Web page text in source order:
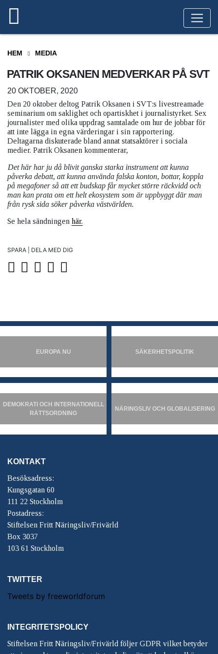
HEM MEDIA
PATRIK OKSANEN MEDVERKAR PÅ SVT
20 OKTOBER, 2020
Den 20 oktober deltog Patrik Oksanen i SVT:s livestreamade
seminarium om saklighet och opartiskhet i journalistyrket. Sex
journalister med olika uppdrag samtalade om hur de jobbar för
att inte lägga in egna värderingar i sin rapportering.
Deltagarna diskuterade bland annat statsaktörer i sociala
medier. Patrik Oksanen kommenterar,
Det här har ju då blivit ganska starka instrument att kunna
påverka debatt, att kunna använda falska konton, bottar, koppla
på megafoner så att ett budskap får mycket större räckvidd och
man kan prata om ett helt ekosystem som är uppbyggt där man
från rysk sida söker påverka västvärlden.
Se hela sändningen här.
SPARA | DELA MED DIG
EUROPA NU SÄKERHETSPOLITIK
DEMOKRATI OCH INTERNATIONELL
RÄTTSORDNING
NÄRINGSLIV OCH GLOBALISERING
KONTAKT
Besöksadress:
Kungsgatan 60
111 22 Stockholm
Postadress:
Stiftelsen Fritt Näringsliv/Frivärld
Box 3037
103 61 Stockholm
TWITTER
Tweets by freeworldforum
INTEGRITETSPOLICY
Stiftelsen Fritt Näringsliv/Frivärld följer GDPR vilket betyder